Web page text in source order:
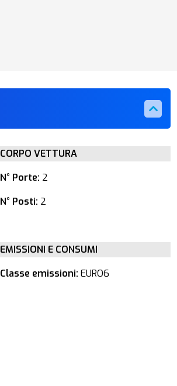
CORPO VETTURA
N° Porte: 2
N° Posti: 2
EMISSIONI E CONSUMI
Classe emissioni: EURO6